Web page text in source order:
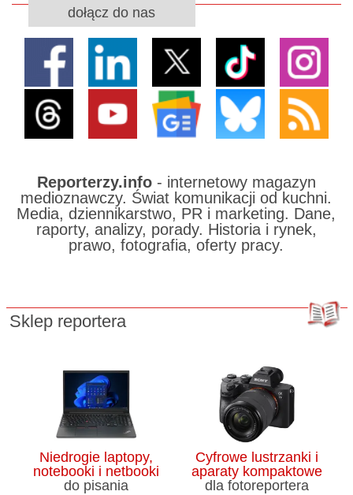
dołącz do nas
Reporterzy.info- internetowy magazyn
medioznawczy. Świat komunikacji od kuchni.
Media, dziennikarstwo, PR i marketing. Dane,
raporty, analizy, porady. Historia i rynek,
prawo, fotografia, oferty pracy.
Sklep reportera
Niedrogie laptopy,
notebooki i netbooki
do pisania
Cyfrowe lustrzanki i
aparaty kompaktowe
dla fotoreportera